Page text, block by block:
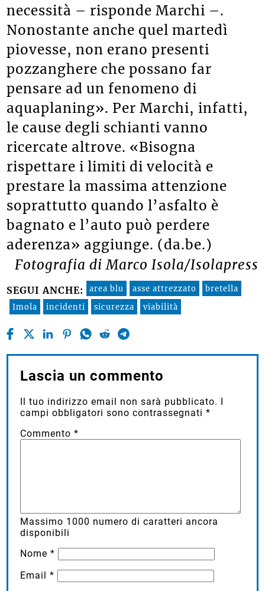
necessità – risponde Marchi –.
Nonostante anche quel martedì
piovesse, non erano presenti
pozzanghere che possano far
pensare ad un fenomeno di
aquaplaning». Per Marchi, infatti,
le cause degli schianti vanno
ricercate altrove. «Bisogna
rispettare i limiti di velocità e
prestare la massima attenzione
soprattutto quando l’asfalto è
bagnato e l’auto può perdere
aderenza» aggiunge. (da.be.)
Fotografia di Marco Isola/Isolapress
SEGUI ANCHE: area blu asse attrezzato
bretella
Imola
incidenti sicurezza viabilità
Lascia un commento
Il tuo indirizzo email non sarà pubblicato.
campi obbligatori sono contrassegnati*
Commento*
Massimo 1000 numero di caratteri ancora
disponibili
Nome*
Email*